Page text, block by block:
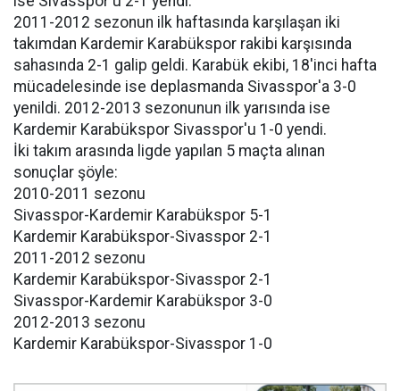
2011-2012 sezonun ilk haftasında karşılaşan iki
takımdan Kardemir Karabükspor rakibi karşısında
sahasında 2-1 galip geldi. Karabük ekibi, 18'inci hafta
mücadelesinde ise deplasmanda Sivasspor'a 3-0
yenildi. 2012-2013 sezonunun ilk yarısında ise
Kardemir Karabükspor Sivasspor'u 1-0 yendi.
İki takım arasında ligde yapılan 5 maçta alınan
sonuçlar şöyle:
2010-2011 sezonu
Sivasspor-Kardemir Karabükspor 5-1
Kardemir Karabükspor-Sivasspor 2-1
2011-2012 sezonu
Kardemir Karabükspor-Sivasspor 2-1
Sivasspor-Kardemir Karabükspor 3-0
2012-2013 sezonu
Kardemir Karabükspor-Sivasspor 1-0